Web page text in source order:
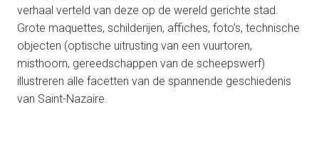
verhaal verteld van deze op de wereld gerichte stad.
Grote maquettes, schilderijen, affiches, foto’s, technische
objecten (optische uitrusting van een vuurtoren,
misthoorn, gereedschappen van de scheepswerf)
illustreren alle facetten van de spannende geschiedenis
van Saint-Nazaire.